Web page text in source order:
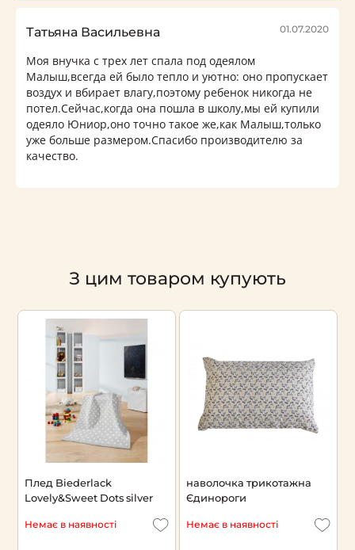
Татьяна Васильевна 01.07.2020
Моя внучка с трех лет спала под одеялом
Малыш,всегда ей было тепло и уютно: оно пропускает
воздух и вбирает влагу,поэтому ребенок никогда не
потел.Сейчас,когда она пошла в школу,мы ей купили
одеяло Юниор,оно точно такое же,как Малыш,только
уже больше размером.Спасибо производителю за
качество.
З цим товаром купують
Плед Biederlack
Lovely&Sweet Dots silver
Немає в наявності
наволочка трикотажна
Єдинороги
Немає в наявності